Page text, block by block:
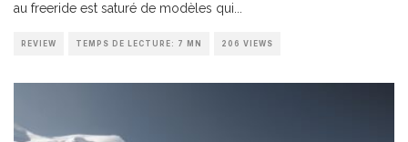
au freeride est saturé de modèles qui
REVIEW TEMPS DE LECTURE: 7 MN 206 VIEWS